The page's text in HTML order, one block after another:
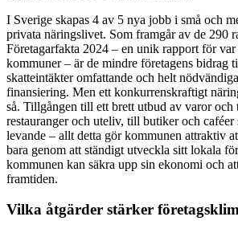
I Sverige skapas 4 av 5 nya jobb i små och
privata näringslivet. Som framgår av de 290
Företagarfakta 2024 – en unik rapport för
kommuner – är de mindre företagens bidrag
skatteintäkter omfattande och helt
finansiering. Men ett konkurrenskraftigt
så. Tillgången till ett brett utbud av varor och
restauranger och uteliv, till butiker och caféer
levande – allt detta gör kommunen attraktiv
bara genom att ständigt utveckla sitt lokala
kommunen kan säkra upp sin ekonomi och
framtiden.
Vilka åtgärder stärker